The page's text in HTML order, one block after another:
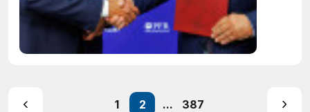
1 2 ... 387